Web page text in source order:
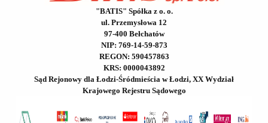
"BATIS" Spółka z o. o.
ul. Przemysłowa 12
97-400 Bełchatów
NIP: 769-14-59-873
REGON: 590457863
KRS: 0000043892
Sąd Rejonowy dla Łodzi-Śródmieścia w Łodzi, XX Wydział
Krajowego Rejestru Sądowego